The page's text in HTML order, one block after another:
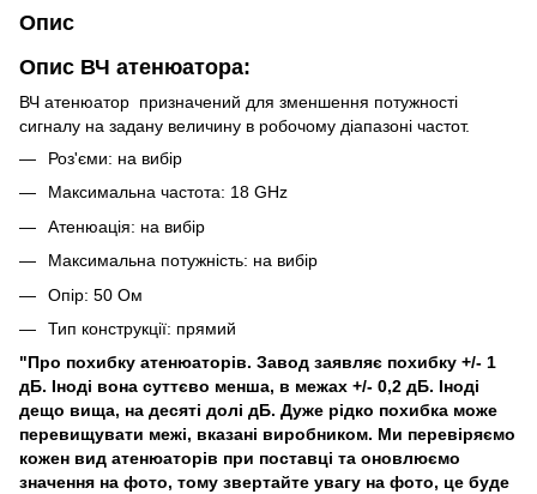
Опис
Опис ВЧ атенюатора:
ВЧ атенюатор призначений для зменшення потужності
сигналу на задану величину в робочому діапазоні частот.
Роз'єми: на вибір
Максимальна частота: 18 GHz
Атенюація: на вибір
Максимальна потужність: на вибір
Опір: 50 Ом
Тип конструкції: прямий
"Про похибку атенюаторів. Завод заявляє похибку +/- 1
дБ. Іноді вона суттєво менша, в межах +/- 0,2 дБ. Іноді
дещо вища, на десяті долі дБ. Дуже рідко похибка може
перевищувати межі, вказані виробником. Ми перевіряємо
кожен вид атенюаторів при поставці та оновлюємо
значення на фото, тому звертайте увагу на фото, це буде